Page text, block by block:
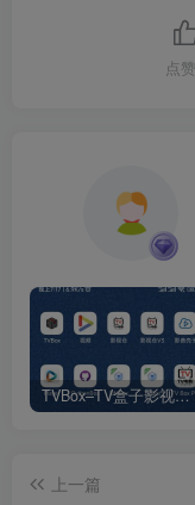
点赞
TVBox–TV盒子影视神器【附视频源和下载地址】【附自带源软件】
上一篇